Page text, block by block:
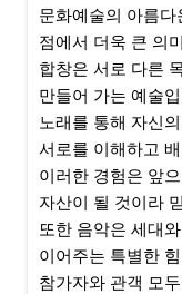
문화예술의 아름
점에서 더욱 큰 의
합창은 서로 다른
만들어 가는 예술
노래를 통해 자신
서로를 이해하고
이러한 경험은 앞
자산이 될 것이라
또한 음악은 세대
이어주는 특별한
참가자와 관객 모